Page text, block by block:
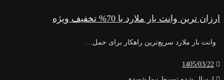
ارزان ترین وانت بار ملارد با 70% تخفیف ویژه
وانت بار ملارد سریع‌ترین راهکار برای حمل…
1405/03/22